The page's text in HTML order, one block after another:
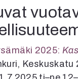
Sarjakuva
Sámegillii
Pääkirjoitus
Oulu2026
Näyttelyt
2025:
Keskuskatu